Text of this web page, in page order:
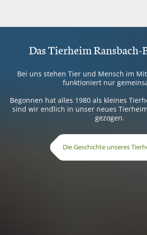
Das Tierheim Ransbach-
Bei uns stehen Tier und Mensch im
funktioniert nur
Begonnen hat alles 1980 als kleines
sind wir endlich in unser neues
gezogen.
Die Geschichte unseres